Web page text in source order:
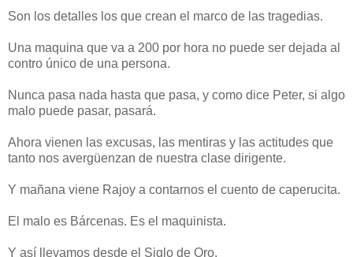
Son los detalles los que crean el marco de las tragedias.
Una maquina que va a 200 por hora no puede ser dejada al
contro único de una persona.
Nunca pasa nada hasta que pasa, y como dice Peter, si algo
malo puede pasar, pasará.
Ahora vienen las excusas, las mentiras y las actitudes que
tanto nos avergüenzan de nuestra clase dirigente.
Y mañana viene Rajoy a contarnos el cuento de caperucita.
El malo es Bárcenas. Es el maquinista.
Y así llevamos desde el Siglo de Oro.